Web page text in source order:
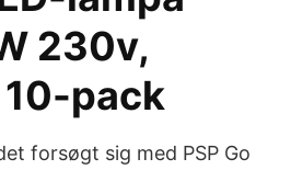
230v,
pack
forsøgt sig med PSP Go